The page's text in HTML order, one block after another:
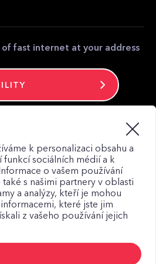
fast internet at your address
k personalizaci obsahu a
sociálních médií a k
o vašem používání
také s našimi partnery v oblasti
a analýzy, kteří je mohou
které jste jim
z vašeho používání jejich